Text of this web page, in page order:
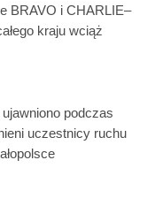
BRAVO i CHARLIE–
kraju wciąż
podczas
uczestnicy ruchu